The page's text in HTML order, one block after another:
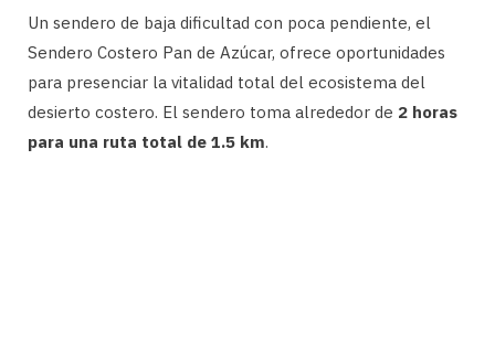
Un sendero de baja dificultad con poca pendiente, el
Sendero Costero Pan de Azúcar, ofrece oportunidades
para presenciar la vitalidad total del ecosistema del
desierto costero. El sendero toma alrededor de 2 horas
para una ruta total de 1.5 km.